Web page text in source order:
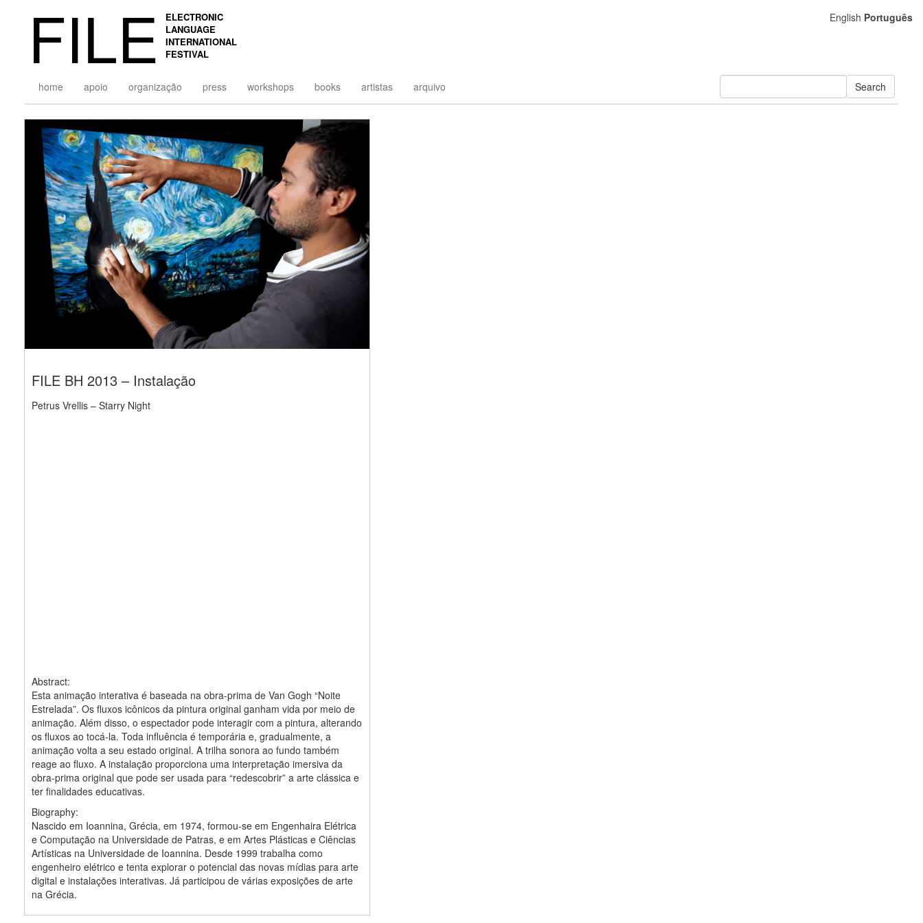
FILE
ELECTRONIC
LANGUAGE
INTERNATIONAL
FESTIVAL
home apoio organização press workshops books artistas arquivo Search
FILE BH 2013 – Instalação
Petrus Vrellis – Starry Night
Abstract:
Esta animação interativa é baseada na obra-prima de Van Gogh “Noite
Estrelada”. Os fluxos icônicos da pintura original ganham vida por meio de
animação. Além disso, o espectador pode interagir com a pintura, alterando
os fluxos ao tocá-la. Toda influência é temporária e, gradualmente, a
animação volta a seu estado original. A trilha sonora ao fundo também
reage ao fluxo. A instalação proporciona uma interpretação imersiva da
obra-prima original que pode ser usada para “redescobrir” a arte clássica e
ter finalidades educativas.
Biography:
Nascido em Ioannina, Grécia, em 1974, formou-se em Engenhaira Elétrica
e Computação na Universidade de Patras, e em Artes Plásticas e Ciências
Artísticas na Universidade de Ioannina. Desde 1999 trabalha como
engenheiro elétrico e tenta explorar o potencial das novas mídias para arte
digital e instalações interativas. Já participou de várias exposições de arte
na Grécia.
English Português